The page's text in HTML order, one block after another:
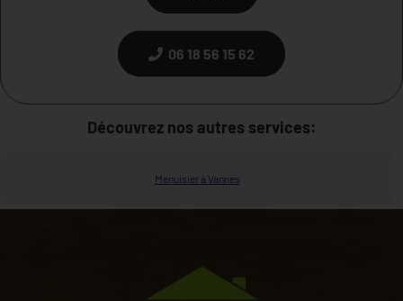
06 18 56 15 62
Découvrez nos autres services:
Menuisier à Vannes